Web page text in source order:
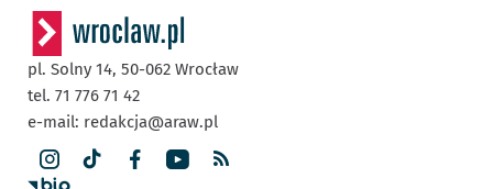
pl. Solny 14, 50-062 Wrocław
tel. 71 776 71 42
e-mail: redakcja@araw.pl